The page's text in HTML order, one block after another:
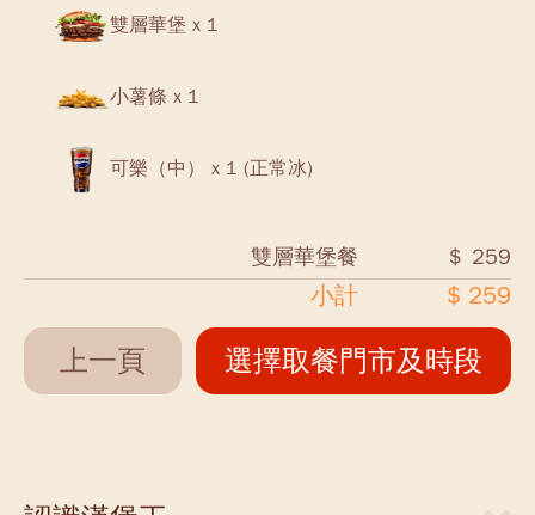
雙層華堡 x 1
小薯條 x 1
可樂（中） x 1 (正常冰)
雙層華堡餐 ＄ 259
小計 $ 259
上一頁 選擇取餐門市及時段